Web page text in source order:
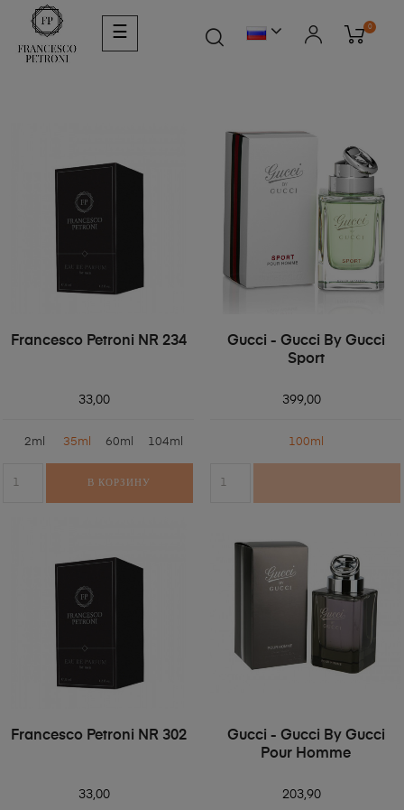
☰ 0
Francesco Petroni NR 234
33,00
2ml 35ml 60ml 104ml
В КОРЗИНУ
Gucci - Gucci By Gucci
Sport
399,00
100ml
Francesco Petroni NR 302
33,00
Gucci - Gucci By Gucci
Pour Homme
203,90